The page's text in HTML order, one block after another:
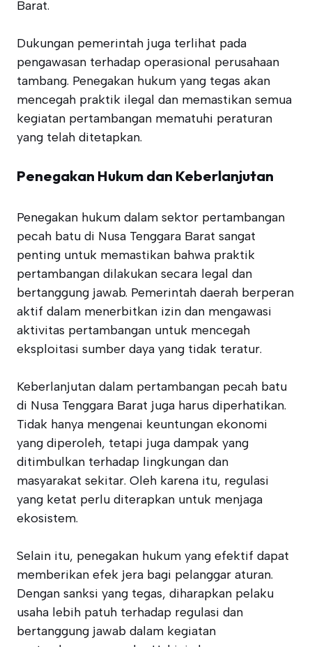
Barat.
Dukungan pemerintah juga terlihat pada
pengawasan terhadap operasional perusahaan
tambang. Penegakan hukum yang tegas akan
mencegah praktik ilegal dan memastikan semua
kegiatan pertambangan mematuhi peraturan
yang telah ditetapkan.
Penegakan Hukum dan Keberlanjutan
Penegakan hukum dalam sektor pertambangan
pecah batu di Nusa Tenggara Barat sangat
penting untuk memastikan bahwa praktik
pertambangan dilakukan secara legal dan
bertanggung jawab. Pemerintah daerah berperan
aktif dalam menerbitkan izin dan mengawasi
aktivitas pertambangan untuk mencegah
eksploitasi sumber daya yang tidak teratur.
Keberlanjutan dalam pertambangan pecah batu
di Nusa Tenggara Barat juga harus diperhatikan.
Tidak hanya mengenai keuntungan ekonomi
yang diperoleh, tetapi juga dampak yang
ditimbulkan terhadap lingkungan dan
masyarakat sekitar. Oleh karena itu, regulasi
yang ketat perlu diterapkan untuk menjaga
ekosistem.
Selain itu, penegakan hukum yang efektif dapat
memberikan efek jera bagi pelanggar aturan.
Dengan sanksi yang tegas, diharapkan pelaku
usaha lebih patuh terhadap regulasi dan
bertanggung jawab dalam kegiatan